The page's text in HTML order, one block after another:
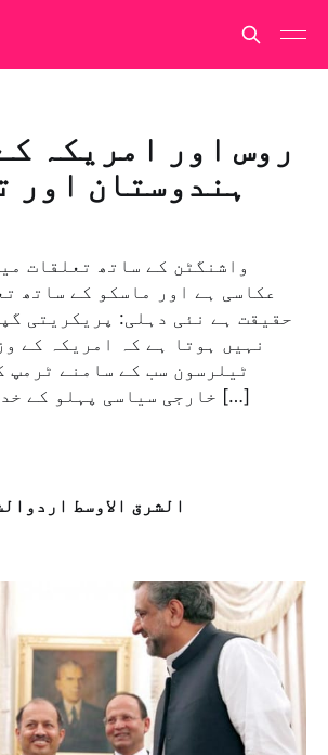
روس اور امریکہ
ہندوستان اور
واشنگٹن کے ساتھ تعلقات
عکاسی ہے اور ماسکو کے ساتھ
حقیقت ہے نئی دہلی: پریکریتی
نہیں ہوتا ہے کہ امریکہ کے
ٹیلرسون سب کے سامنے ٹرمپ
خارجی سیاسی پہلو کے خد وخال اور جنوب […]
الشرق الاوسط